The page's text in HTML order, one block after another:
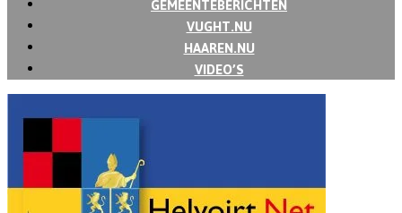
VUGHT.NU
HAAREN.NU
VIDEO’S